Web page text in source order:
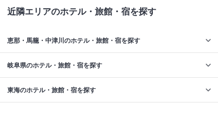
近隣エリアのホテル・旅館・宿を探す
恵那・馬籠・中津川のホテル・旅館・宿を探す
岐阜県のホテル・旅館・宿を探す
東海のホテル・旅館・宿を探す